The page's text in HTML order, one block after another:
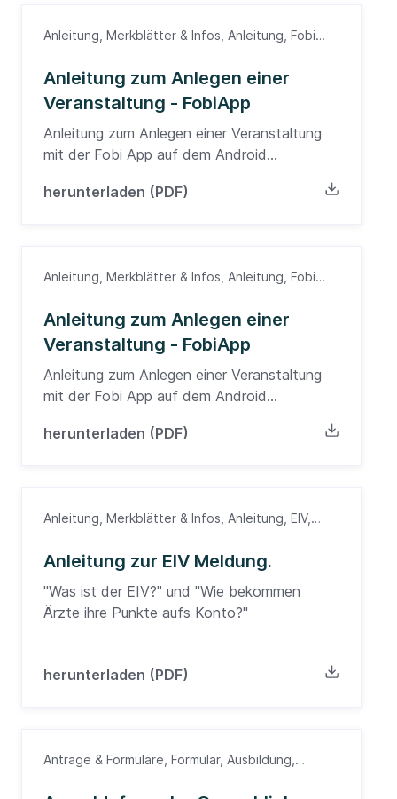
Anleitung, Merkblätter & Infos, Anleitung, Fobi
Anleitung zum Anlegen einer
Veranstaltung - FobiApp
Anleitung zum Anlegen einer Veranstaltung
mit der Fobi App auf dem Android
herunterladen (PDF)
Anleitung, Merkblätter & Infos, Anleitung, Fobi
Anleitung zum Anlegen einer
Veranstaltung - FobiApp
Anleitung zum Anlegen einer Veranstaltung
mit der Fobi App auf dem Android
herunterladen (PDF)
Anleitung, Merkblätter & Infos, Anleitung, EIV,
Anleitung zur EIV Meldung.
"Was ist der EIV?" und "Wie bekommen
Ärzte ihre Punkte aufs Konto?"
herunterladen (PDF)
Anträge & Formulare, Formular, Ausbildung,